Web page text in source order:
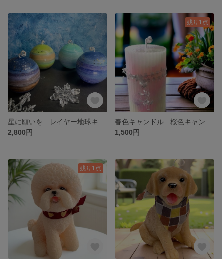
2,800円
残り1点
1,500円
残り1点